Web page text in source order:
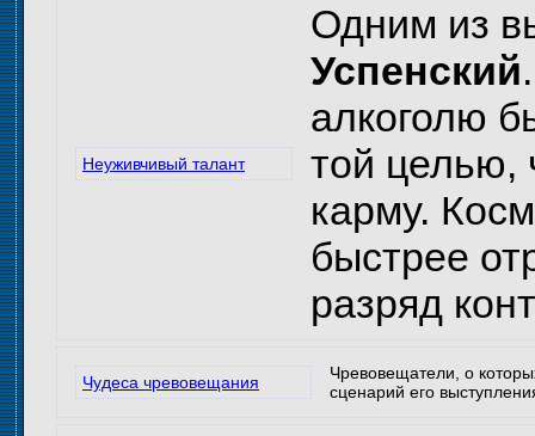
Неуживчивый талант
Одним из
Успенский
алкоголю
той целью,
карму.
быстрее
разряд
Чудеса чревовещания
Чревовещатели, о
сценарий его